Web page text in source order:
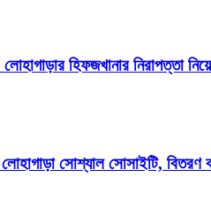
হিফজখানার নিরাপত্তা
লোহাগাড়া সোশ্যাল সোসাইটি, বিতরণ